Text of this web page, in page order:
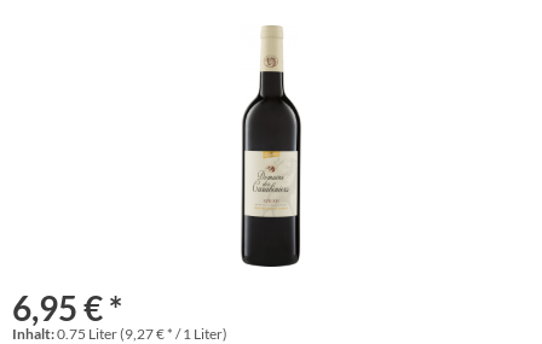
6,95 € *
Inhalt:0.75 Liter (9,27 € * / 1 Liter)